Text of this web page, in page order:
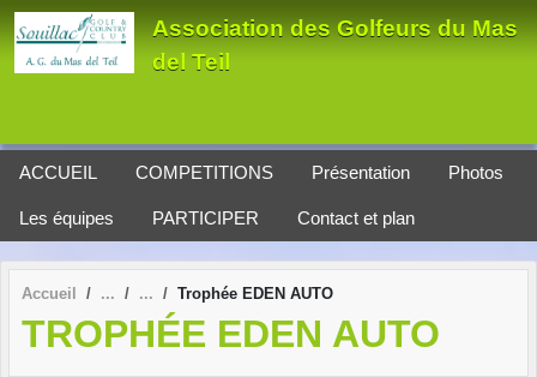
Association des Golfeurs du Mas
del Teil
ACCUEIL COMPETITIONS Présentation Photos
Les équipes PARTICIPER Contact et plan
Accueil Trophée EDEN AUTO
TROPHÉE EDEN AUTO
Panneau de gestion des cookies